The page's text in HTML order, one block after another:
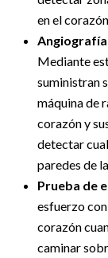
en el
Mediante
suministran
máquina de
corazón y
detectar
paredes de
Prueba de
esfuerzo
corazón
caminar